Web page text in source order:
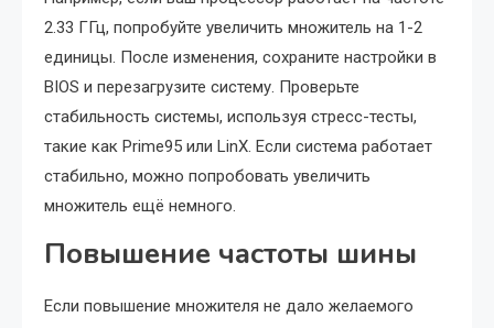
2.33 ГГц, попробуйте увеличить множитель на 1-2
единицы. После изменения, сохраните настройки в
BIOS и перезагрузите систему. Проверьте
стабильность системы, используя стресс-тесты,
такие как Prime95 или LinX. Если система работает
стабильно, можно попробовать увеличить
множитель ещё немного.
Повышение частоты шины
Если повышение множителя не дало желаемого